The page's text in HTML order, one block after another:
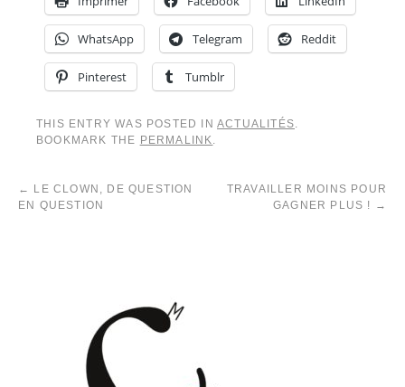
WhatsApp Telegram Reddit
Pinterest Tumblr
THIS ENTRY WAS POSTED IN ACTUALITÉS.
BOOKMARK THE PERMALINK.
←
LE CLOWN, DE QUESTION
EN QUESTION
TRAVAILLER MOINS POUR
GAGNER PLUS ! →